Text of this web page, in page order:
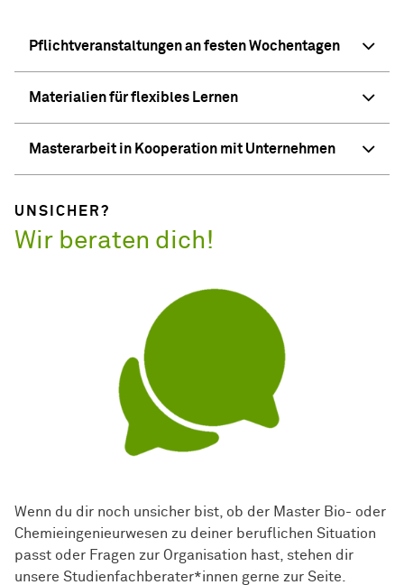
Pflichtveranstaltungen an festen Wochentagen
Materialien für flexibles Lernen
Masterarbeit in Kooperation mit Unternehmen
UNSICHER?
Wir beraten dich!
Wenn du dir noch unsicher bist, ob der Master Bio- oder
Chemieingenieurwesen zu deiner beruflichen Situation
passt oder Fragen zur Organisation hast, stehen dir
unsere Studienfachberater*innen gerne zur Seite.